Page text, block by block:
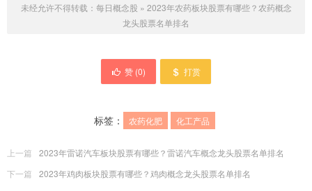
未经允许不得转载： 每日概念股 » 2023年农药板块股票有哪些？农药概念
龙头股票名单排名
赞 (0) 打赏
标签： 农药化肥 化工产品
上一篇
2023年雷诺汽车板块股票有哪些？雷诺汽车概念龙头股票名单排名
下一篇
2023年鸡肉板块股票有哪些？鸡肉概念龙头股票名单排名